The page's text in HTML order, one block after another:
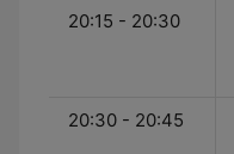
20:15 - 20:30
20:30 - 20:45